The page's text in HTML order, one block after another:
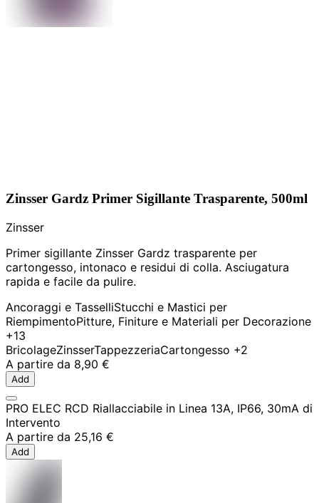
Zinsser Gardz Primer Sigillante Trasparente, 500ml
Zinsser
Primer sigillante Zinsser Gardz trasparente per
cartongesso, intonaco e residui di colla. Asciugatura
rapida e facile da pulire.
Ancoraggi e TasselliStucchi e Mastici per
RiempimentoPitture, Finiture e Materiali per Decorazione
+13
BricolageZinsserTappezzeriaCartongesso +2
A partire da 8,90 €
Add
PRO ELEC RCD Riallacciabile in Linea 13A, IP66, 30mA di
Intervento
A partire da 25,16 €
Add